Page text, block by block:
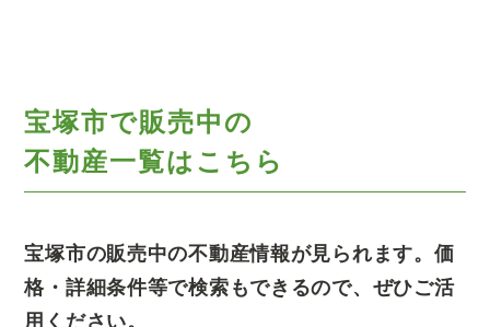
宝塚市で販売中の
不動産一覧はこちら
宝塚市の販売中の不動産情報が見られます。価
格・詳細条件等で検索もできるので、ぜひご活
用ください。